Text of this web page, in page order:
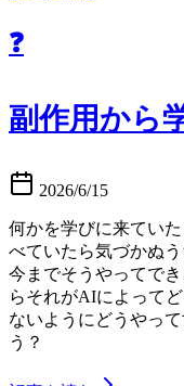
❓
副作用から
2026/6/15
何かを学びに来てい
べていたら気づかぬ
今までそうやってで
らそれがAIによって
ないようにどうやっ
う？